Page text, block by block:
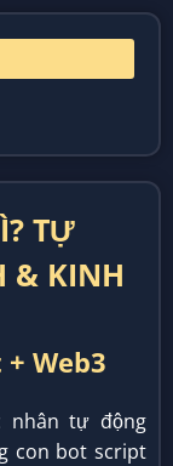
TỰ
& KINH
Web3
nhân tự động
con bot script